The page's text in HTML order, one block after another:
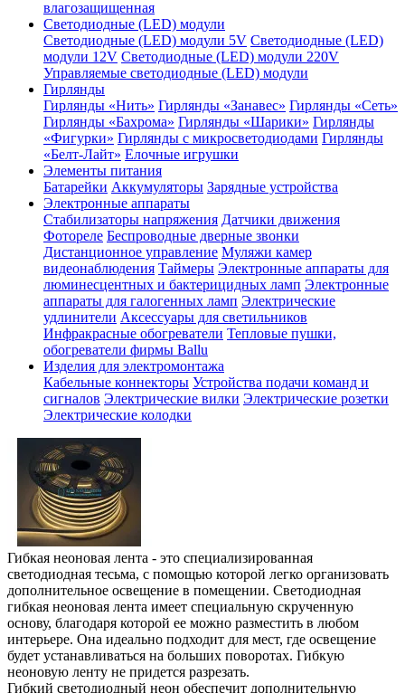
влагозащищенная
Светодиодные (LED) модули
Светодиодные (LED) модули 5V Светодиодные (LED)
модули 12V Светодиодные (LED) модули 220V
Управляемые светодиодные (LED) модули
Гирлянды
Гирлянды «Нить» Гирлянды «Занавес» Гирлянды «Сеть»
Гирлянды «Бахрома» Гирлянды «Шарики» Гирлянды
«Фигурки» Гирлянды с микросветодиодами Гирлянды
«Белт-Лайт» Елочные игрушки
Элементы питания
Батарейки Аккумуляторы Зарядные устройства
Электронные аппараты
Стабилизаторы напряжения Датчики движения
Фотореле Беспроводные дверные звонки
Дистанционное управление Муляжи камер
видеонаблюдения Таймеры Электронные аппараты для
люминесцентных и бактерицидных ламп Электронные
аппараты для галогенных ламп Электрические
удлинители Аксессуары для светильников
Инфракрасные обогреватели Тепловые пушки,
обогреватели фирмы Ballu
Изделия для электромонтажа
Кабельные коннекторы Устройства подачи команд и
сигналов Электрические вилки Электрические розетки
Электрические колодки
Гибкая неоновая лента - это специализированная
светодиодная тесьма, с помощью которой легко организовать
дополнительное освещение в помещении. Светодиодная
гибкая неоновая лента имеет специальную скрученную
основу, благодаря которой ее можно разместить в любом
интерьере. Она идеально подходит для мест, где освещение
будет устанавливаться на больших поворотах. Гибкую
неоновую ленту не придется разрезать.
Гибкий светодиодный неон обеспечит дополнительную